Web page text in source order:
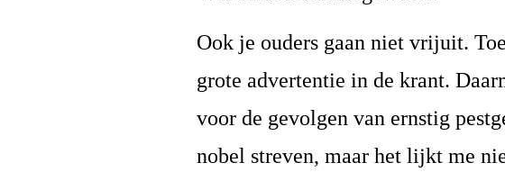
Ook je ouders gaan niet vrijuit.
grote advertentie in de krant.
voor de gevolgen van ernstig
nobel streven, maar het lijkt me